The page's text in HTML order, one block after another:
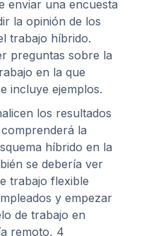
enviar una encuesta
la opinión de los
trabajo híbrido.
preguntas sobre la
en la que
incluye ejemplos.
los resultados
la
híbrido en la
se debería ver
trabajo flexible
y empezar
de trabajo en
remoto, 4